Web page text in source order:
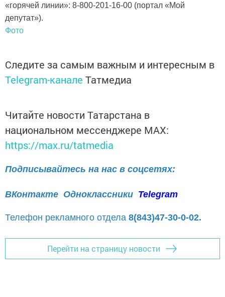
«горячей линии»: 8-800-201-16-00 (портал «Мой
депутат»).
Фото
Следите за самым важным и интересным в
Telegram-канале Татмедиа
Читайте новости Татарстана в
национальном мессенджере MАХ:
https://max.ru/tatmedia
Подписывайтесь на нас в соцсетях:
ВКонтакте Одноклассники Telegram
Телефон рекламного отдела 8(843)47-30-0-02.
Перейти на страницу новости